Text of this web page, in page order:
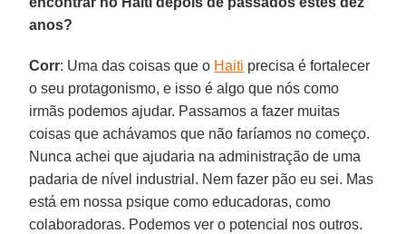
anos?
Corr: Uma das coisas que o Haiti precisa é fortalecer
o seu protagonismo, e isso é algo que nós como
irmãs podemos ajudar. Passamos a fazer muitas
coisas que achávamos que não faríamos no começo.
Nunca achei que ajudaria na administração de uma
padaria de nível industrial. Nem fazer pão eu sei. Mas
está em nossa psique como educadoras, como
colaboradoras. Podemos ver o potencial nos outros.